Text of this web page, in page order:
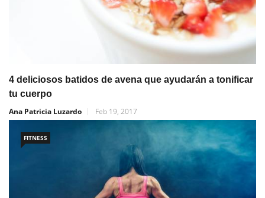
4 deliciosos batidos de avena que ayudarán a tonificar
tu cuerpo
Ana Patricia Luzardo
Feb 19, 2017
FITNESS